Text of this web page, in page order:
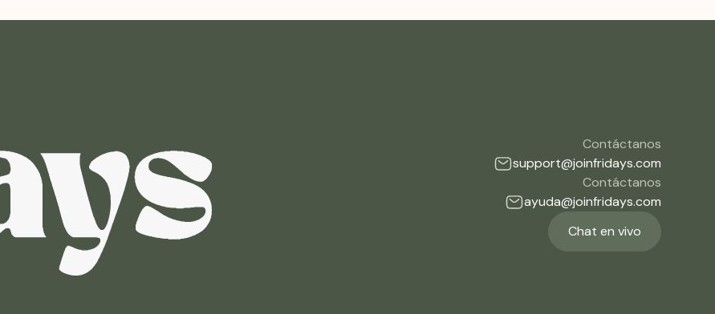
Contáctanos
support@joinfridays.com
Contáctanos
ayuda@joinfridays.com
Chat en vivo